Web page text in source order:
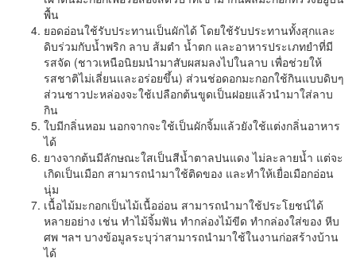
พื้น
ยอดอ่อนใช้รับประทานเป็นผักได้ โดยใช้รับประทานทั้งสุกและ
ดิบร่วมกับน้ำพริก ลาบ ส้มตำ น้ำตก และอาหารประเภทยำที่มี
รสจัด (ชาวเหนือนิยมนำมาสับผสมลงไปในลาบ เพื่อช่วยให้
รสชาติไม่เลี่ยนและอร่อยขึ้น) ส่วนช่อดอกมะกอกใช้กินแบบดิบๆ
ส่วนชาวปะหล่องจะใช้เปลือกต้นขูดเป็นฝอยแล้วนำมาใส่ลาบ
กิน
ใบมีกลิ่นหอม นอกจากจะใช้เป็นผักจิ้มแล้วยังใช้แต่งกลิ่นอาหาร
ได้
ยางจากต้นมีลักษณะใสเป็นสีน้ำตาลปนแดง ไม่ละลายน้ำ แต่จะ
เกิดเป็นเมือก สามารถนำมาใช้ติดของ และทำให้เยื่อเมือกอ่อน
นุ่ม
เนื้อไม้มะกอกเป็นไม้เนื้ออ่อน สามารถนำมาใช้ประโยชน์ได้
หลายอย่าง เช่น ทำไม้จิ้มฟัน ทำกล่องไม้ขีด ทำกล่องใส่ของ หีบ
ศพ ฯลฯ บางข้อมูลระบุว่าสามารถนำมาใช้ในงานก่อสร้างบ้าน
ได้